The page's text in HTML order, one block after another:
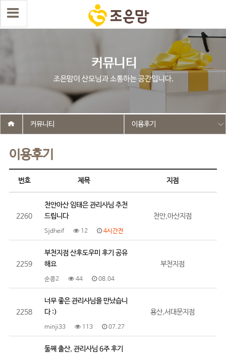
이용후기
커뮤니티 이용후기
번호 제목 지점
2260
천안아산 임태은 관리사님 추천
드립니다
Sjdheif 12 4시간전
천안,아산지점
2259
부천지점 산후도우미 후기 공유
해요
순콩2 44 08.04
부천지점
2258
너무 좋은 관리사님을 만났습니
다 :)
minji33 113 07.27
용산,서대문지점
둘째 출산, 관리사님 6주 후기